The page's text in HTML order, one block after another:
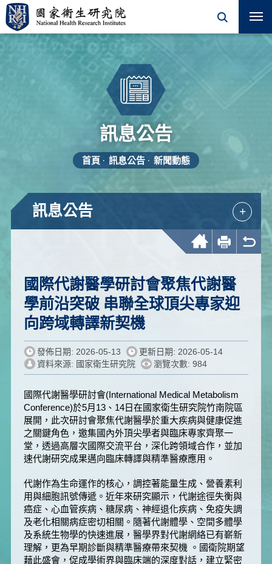
訊息公告
首頁 訊息公告 新聞動態
訊息公告 +
友善列印 回上一頁
國際代謝醫學研討會聚焦代謝醫
學前沿突破 串聯全球頂尖專家迎
向跨域轉譯新契機
發佈日期: 2026-05-13
更新日期: 2026-05-14
資料來源: 國家衛生研究院
瀏覽次數: 984
國際代謝醫學研討會(International Medical Metabolism
Conference)於5月13、14日在國家衛生研究院竹南院區
展開，此次研討會聚焦代謝醫學於重大疾病與健康促進
之關鍵角色，邀集國內外頂尖學者與臨床專家齊聚一
堂，透過高層次國際交流平台，深化跨領域合作，並加
速代謝研究成果邁向臨床轉譯與精準醫療應用。
代謝作為生命運作的核心，調控著能量生成、營養素利
用與細胞訊號傳遞。近年來研究顯示，代謝途徑失衡與
癌症、心血管疾病、糖尿病、神經退化疾病、免疫失調
及老化相關病症密切相關。隨著代謝體學、空間多體學
及系統生物學的快速進展，醫學界對代謝網絡已有嶄新
理解，更為早期診斷與精準醫療帶來契機 。國衛院期望
藉此盛會，促成學術界與臨床端的深度對話，建立緊密